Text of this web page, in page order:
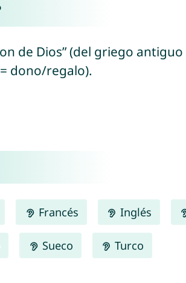
de Dios” (del griego antiguo
dono/regalo).
Francés Inglés
Sueco Turco